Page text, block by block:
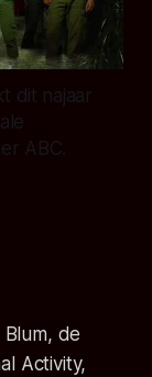
dit najaar
ABC.
de
Activity,